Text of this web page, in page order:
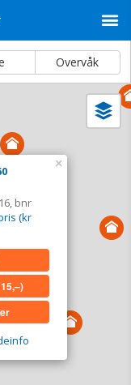
Overvåk
15,-)
15,–)
i
bnr
(kr
×